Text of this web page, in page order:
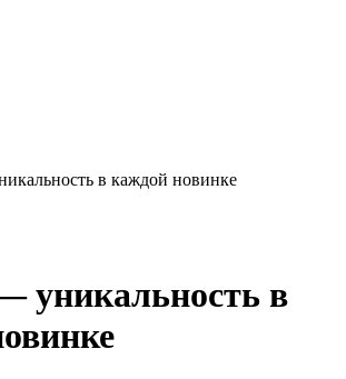
в каждой новинке
уникальность в